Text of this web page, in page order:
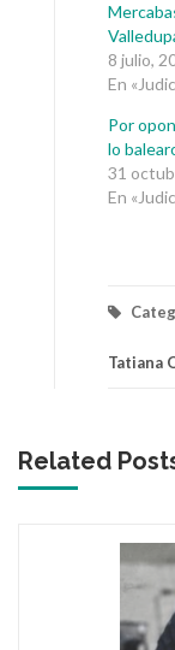
8 julio,
En
Por
lo
31
En
Tatiana
Related